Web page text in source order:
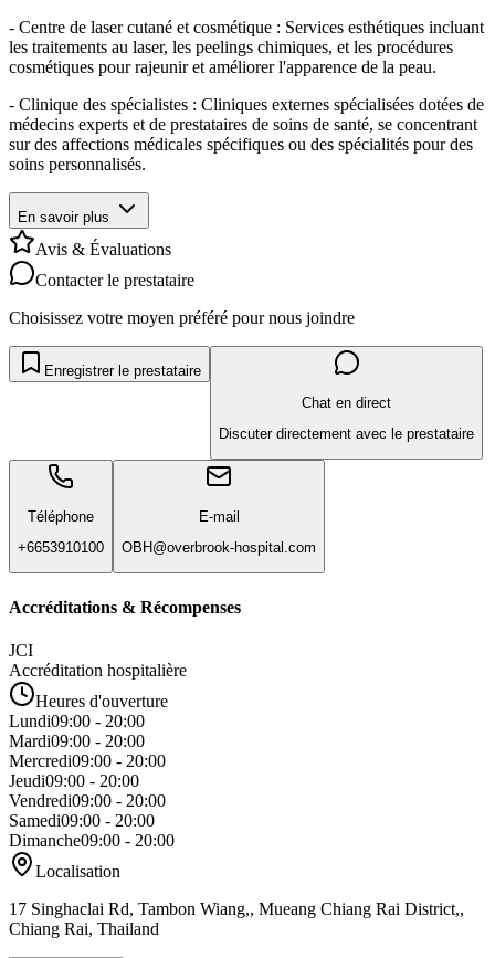
- Centre de laser cutané et cosmétique : Services esthétiques incluant
les traitements au laser, les peelings chimiques, et les procédures
cosmétiques pour rajeunir et améliorer l'apparence de la peau.
- Clinique des spécialistes : Cliniques externes spécialisées dotées de
médecins experts et de prestataires de soins de santé, se concentrant
sur des affections médicales spécifiques ou des spécialités pour des
soins personnalisés.
En savoir plus
Avis & Évaluations
Contacter le prestataire
Choisissez votre moyen préféré pour nous joindre
Enregistrer le prestataire
Chat en direct
Discuter directement avec le prestataire
Téléphone
+6653910100
E-mail
OBH@overbrook-hospital.com
Accréditations & Récompenses
JCI
Accréditation hospitalière
Heures d'ouverture
Lundi09:00 - 20:00
Mardi09:00 - 20:00
Mercredi09:00 - 20:00
Jeudi09:00 - 20:00
Vendredi09:00 - 20:00
Samedi09:00 - 20:00
Dimanche09:00 - 20:00
Localisation
17 Singhaclai Rd, Tambon Wiang,, Mueang Chiang Rai District,,
Chiang Rai, Thailand